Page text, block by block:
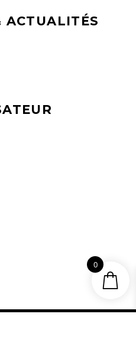
ACTUALITÉS
0